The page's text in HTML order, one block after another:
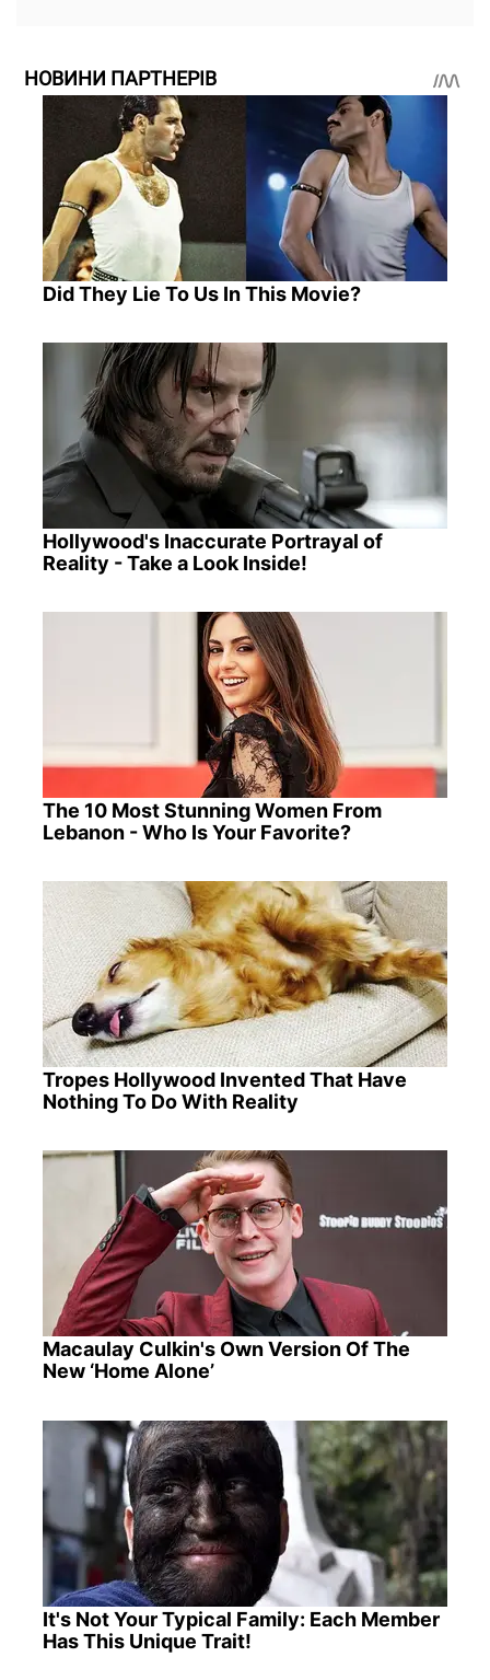
НОВИНИ ПАРТНЕРІВ
Did They Lie To Us In This Movie?
Hollywood's Inaccurate Portrayal of
Reality - Take a Look Inside!
The 10 Most Stunning Women From
Lebanon - Who Is Your Favorite?
Tropes Hollywood Invented That Have
Nothing To Do With Reality
Macaulay Culkin's Own Version Of The
New ‘Home Alone’
It's Not Your Typical Family: Each Member
Has This Unique Trait!